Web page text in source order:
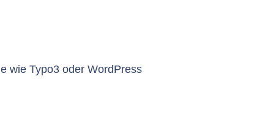
wie Typo3 oder WordPress